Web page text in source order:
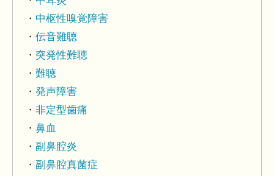
中枢性嗅覚障害
伝音難聴
突発性難聴
難聴
発声障害
非定型歯痛
鼻血
副鼻腔炎
副鼻腔真菌症